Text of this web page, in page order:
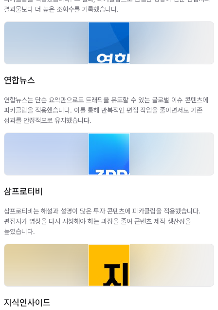
결과물보다 더 높은 조회수를 기록했습니다.
연합뉴스
연합뉴스는 단순 요약만으로도 트래픽을 유도할 수 있는 글로벌 이슈 콘텐츠에
피카클립을 적용했습니다. 이를 통해 반복적인 편집 작업을 줄이면서도 기존
성과를 안정적으로 유지했습니다.
삼프로티비
삼프로티비는 해설과 설명이 많은 투자 콘텐츠에 피카클립을 적용했습니다.
편집자가 영상을 다시 시청해야 하는 과정을 줄여 콘텐츠 제작 생산성을
높였습니다.
지식인사이드